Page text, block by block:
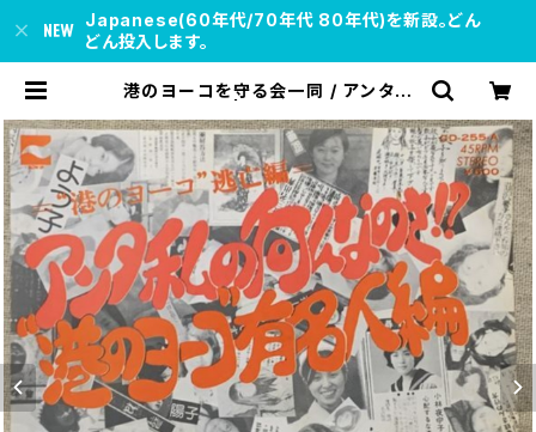
Japanese(60年代/70年代 80年代)を新設。どん
どん投入します。
港のヨーコを守る会一同 / アンタ私
ords